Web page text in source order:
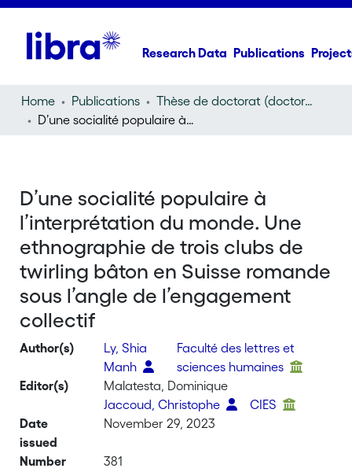
Research Data Publications
Home Publications
Thèse de doctorat (doctoral thesis)
D’une socialité populaire à l’interprétation du monde. Une ethnographie de trois clubs de twirling bâton en Suisse romande sous l’angle de l’engagement collectif
D’une socialité populaire à
l’interprétation du monde. Une
ethnographie de trois clubs de
twirling bâton en Suisse romande
sous l’angle de l’engagement
collectif
Author(s)
Ly, Shia
Manh
Faculté des lettres et
sciences humaines
Editor(s)
Malatesta, Dominique
Jaccoud, Christophe
CIES
Date
issued
November 29, 2023
Number
381